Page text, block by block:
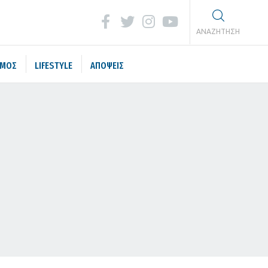
ΑΝΑΖΗΤΗΣΗ
LIFESTYLE ΑΠΟΨΕΙΣ